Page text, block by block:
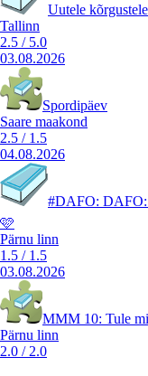
Uutele kõrgustele
Tallinn
2.5 / 5.0
03.08.2026
Spordipäev
Saare maakond
2.5 / 1.5
04.08.2026
#DAFO:
🩷
Pärnu linn
1.5 / 1.5
03.08.2026
MMM 10: Tule
Pärnu linn
2.0 / 2.0